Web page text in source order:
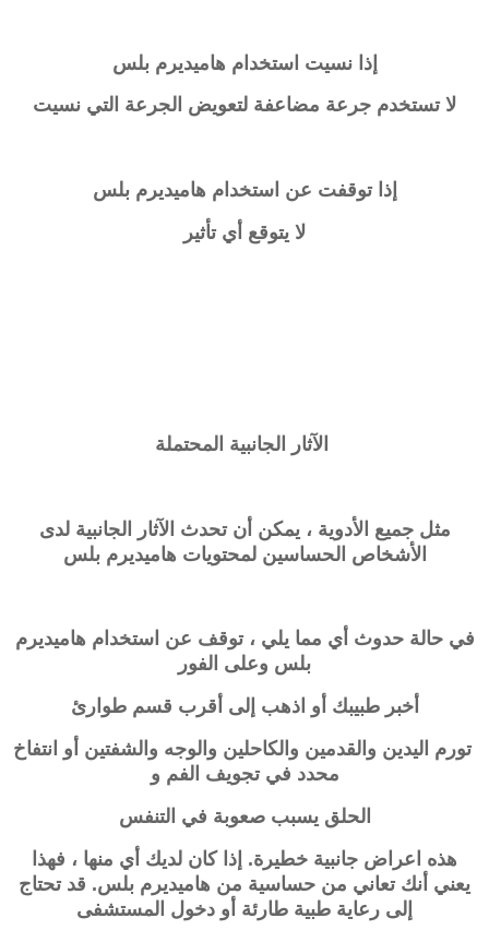
إذا نسيت استخدام هاميديرم بلس
لا تستخدم جرعة مضاعفة لتعويض الجرعة التي نسيت
إذا توقفت عن استخدام هاميديرم بلس
لا يتوقع أي تأثير
الآثار الجانبية المحتملة
مثل جميع الأدوية ، يمكن أن تحدث الآثار الجانبية لدى
الأشخاص الحساسين لمحتويات هاميديرم بلس
في حالة حدوث أي مما يلي ، توقف عن استخدام هاميديرم
بلس وعلى الفور
أخبر طبيبك أو اذهب إلى أقرب قسم طوارئ
تورم اليدين والقدمين والكاحلين والوجه والشفتين أو انتفاخ
محدد في تجويف الفم و
الحلق يسبب صعوبة في التنفس
هذه اعراض جانبية خطيرة. إذا كان لديك أي منها ، فهذا
يعني أنك تعاني من حساسية من هاميديرم بلس. قد تحتاج
إلى رعاية طبية طارئة أو دخول المستشفى